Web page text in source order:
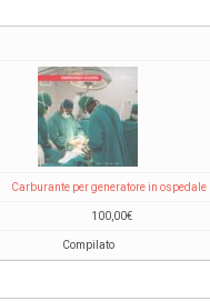
Carburante per generatore in ospedale
100,00€
Compilato